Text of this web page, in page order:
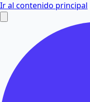
Ir al contenido principal